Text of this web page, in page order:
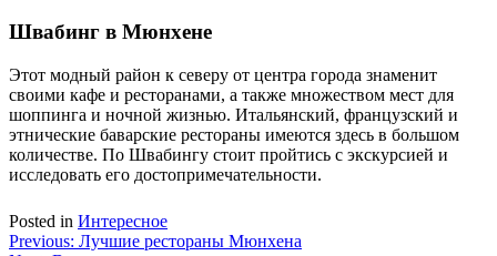
Швабинг в Мюнхене
Этот модный район к северу от центра города знаменит
своими кафе и ресторанами, а также множеством мест для
шоппинга и ночной жизнью. Итальянский, французский и
этнические баварские рестораны имеются здесь в большом
количестве. По Швабингу стоит пройтись с экскурсией и
исследовать его достопримечательности.
Posted in Интересное
Навигация
Previous: Лучшие рестораны Мюнхена